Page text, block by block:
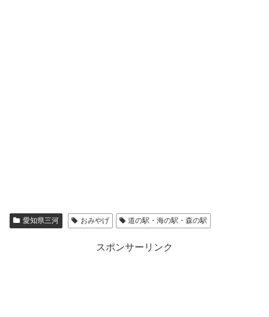
愛知県三河 おみやげ 道の駅・海の駅・森の駅
スポンサーリンク